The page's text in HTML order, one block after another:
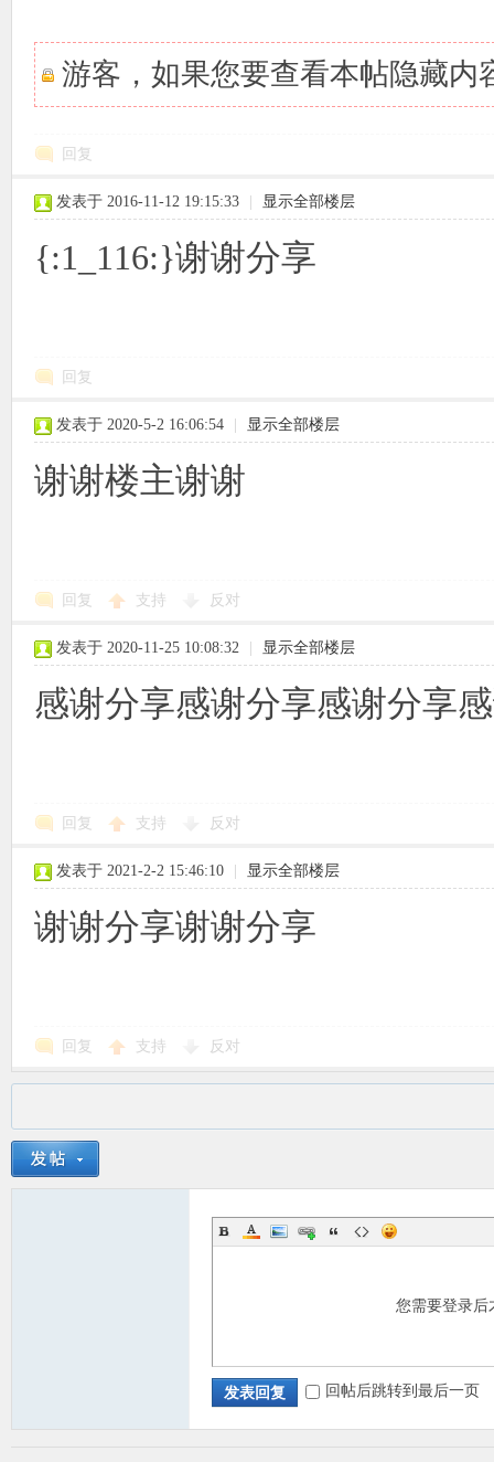
游客，如果您要查看本帖隐藏内
回复
发表于 2016-11-12 19:15:33 显示全部楼层
{:1_116:}谢谢分享
回复
发表于 2020-5-2 16:06:54 显示全部楼层
谢谢楼主谢谢
回复 支持 反对
发表于 2020-11-25 10:08:32 显示全部楼层
感谢分享感谢分享感谢分享
回复 支持 反对
发表于 2021-2-2 15:46:10 显示全部楼层
谢谢分享谢谢分享
回复 支持 反对
您需要登录
发表回复 回帖后跳转到最后一页